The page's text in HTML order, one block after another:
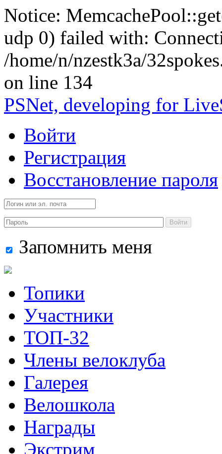
Notice:
udp 0) failed with:
/home/n/nzestk3a/
on line 134
PSNet, developing for
Войти
Регистрация
Восстановление пароля
Войти
Запомнить меня
Топики
Участники
ТОП-32
Члены велоклуба
Галерея
Велошкола
Награды
Экстрим